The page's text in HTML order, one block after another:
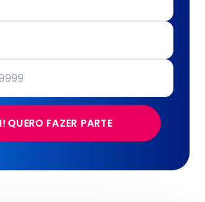
QUERO FAZER PARTE